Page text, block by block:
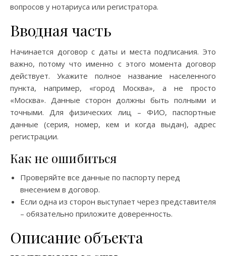
вопросов у нотариуса или регистратора.
Вводная часть
Начинается договор с даты и места подписания. Это
важно, потому что именно с этого момента договор
действует. Укажите полное название населенного
пункта, например, «город Москва», а не просто
«Москва». Данные сторон должны быть полными и
точными. Для физических лиц – ФИО, паспортные
данные (серия, номер, кем и когда выдан), адрес
регистрации.
Как не ошибиться
Проверяйте все данные по паспорту перед
внесением в договор.
Если одна из сторон выступает через представителя
– обязательно приложите доверенность.
Описание объекта